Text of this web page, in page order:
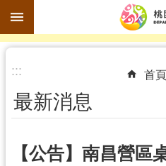
跳到主要內容區塊
進
搜
尋
::: 首頁
最新消息
【公告】南昌營區